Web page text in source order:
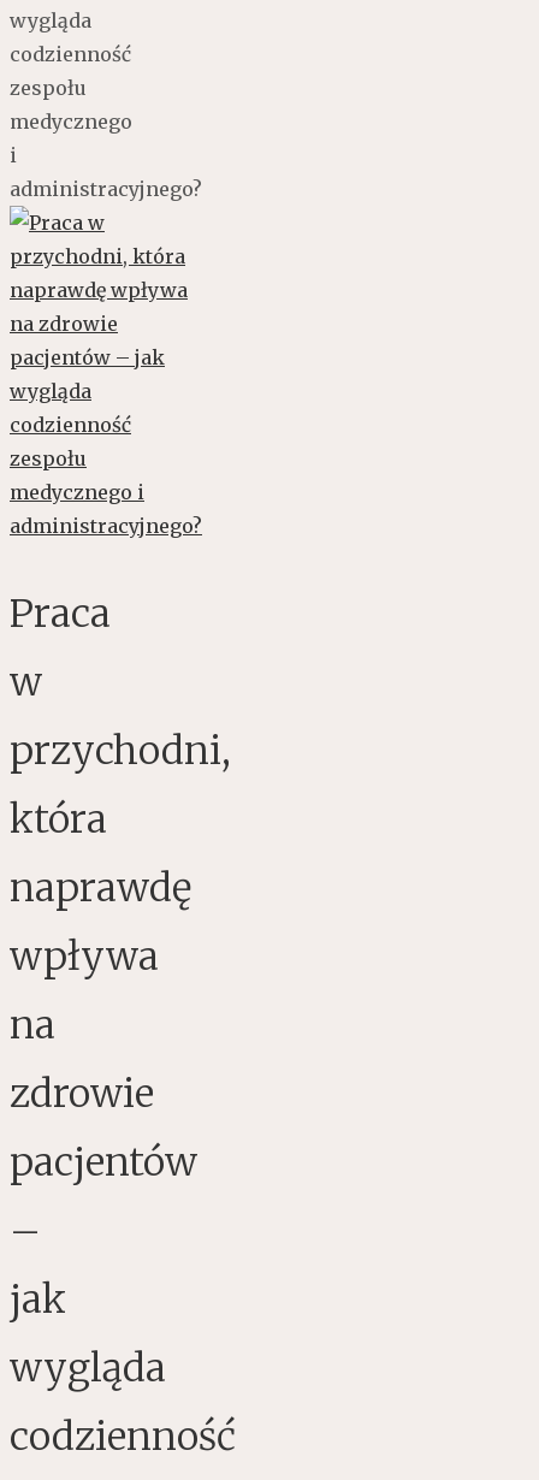
wygląda
codzienność
zespołu
medycznego
i
administracyjnego?
Praca
w
przychodni,
która
naprawdę
wpływa
na
zdrowie
pacjentów
–
jak
wygląda
codzienność